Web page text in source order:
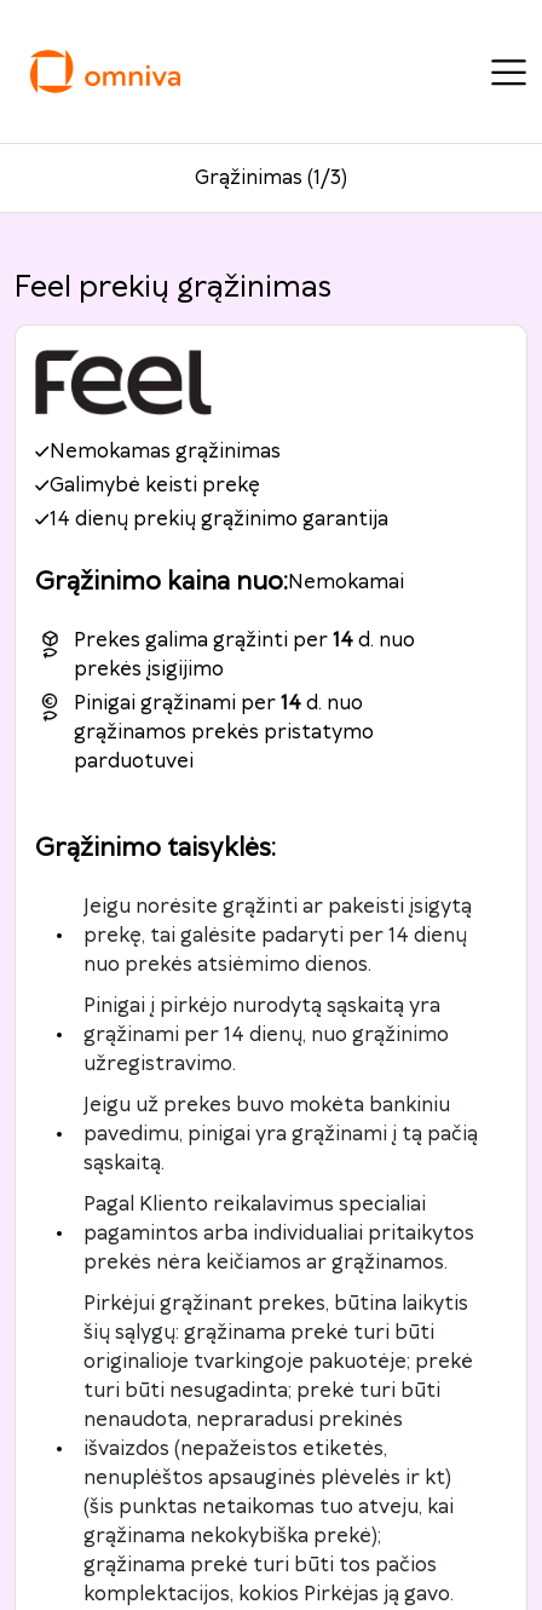
Grąžinimas (1/3)
Feel prekių grąžinimas
Nemokamas grąžinimas
Galimybė keisti prekę
14 dienų prekių grąžinimo garantija
Grąžinimo kaina nuo:Nemokamai
Prekes galima grąžinti per14d. nuo
prekės įsigijimo
Pinigai grąžinami per14d. nuo
grąžinamos prekės pristatymo
parduotuvei
Grąžinimo taisyklės:
Jeigu norėsite grąžinti ar pakeisti įsigytą
prekę, tai galėsite padaryti per 14 dienų
nuo prekės atsiėmimo dienos.
Pinigai į pirkėjo nurodytą sąskaitą yra
grąžinami per 14 dienų, nuo grąžinimo
užregistravimo.
Jeigu už prekes buvo mokėta bankiniu
pavedimu, pinigai yra grąžinami į tą pačią
sąskaitą.
Pagal Kliento reikalavimus specialiai
pagamintos arba individualiai pritaikytos
prekės nėra keičiamos ar grąžinamos.
Pirkėjui grąžinant prekes, būtina laikytis
šių sąlygų: grąžinama prekė turi būti
originalioje tvarkingoje pakuotėje; prekė
turi būti nesugadinta; prekė turi būti
nenaudota, nepraradusi prekinės
išvaizdos (nepažeistos etiketės,
nenuplėštos apsauginės plėvelės ir kt)
(šis punktas netaikomas tuo atveju, kai
grąžinama nekokybiška prekė);
grąžinama prekė turi būti tos pačios
komplektacijos, kokios Pirkėjas ją gavo.